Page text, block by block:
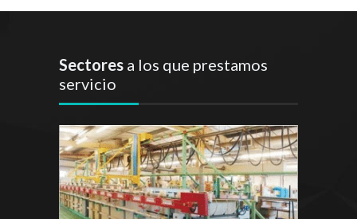
Sectores a los que prestamos
servicio